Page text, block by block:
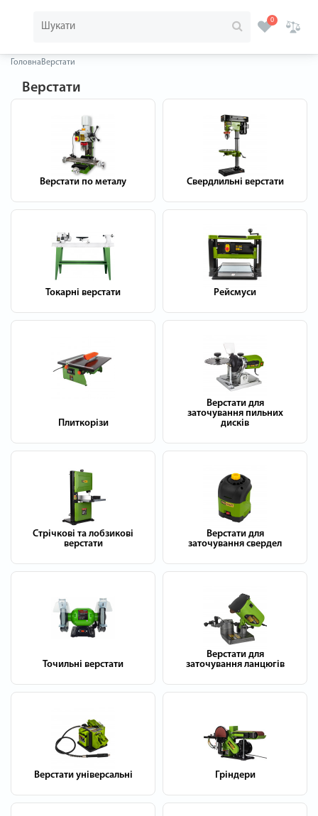
0
Головна Верстати
Верстати
Верстати по металу Свердлильні верстати
Токарні верстати Рейсмуси
Плиткорізи
Верстати для
заточування пильних
дисків
Стрічкові та лобзикові
верстати
Верстати для
заточування свердел
Точильні верстати
Верстати для
заточування ланцюгів
Верстати універсальні Гріндери